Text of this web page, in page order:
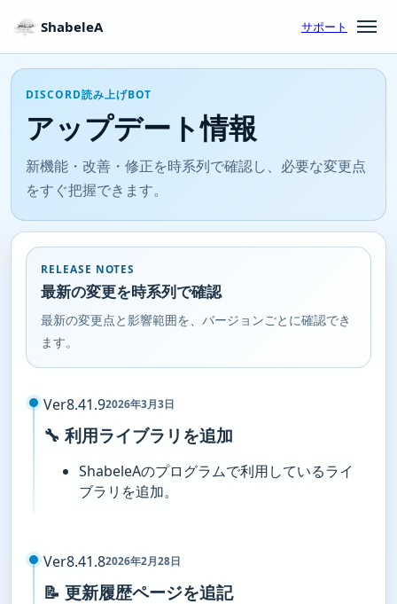
ShabeleA サポート
DISCORD読み上げBOT
アップデート情報
新機能・改善・修正を時系列で確認し、必要な変更点
をすぐ把握できます。
RELEASE NOTES
最新の変更を時系列で確認
最新の変更点と影響範囲を、バージョンごとに確認でき
ます。
Ver8.41.92026年3月3日
🔧 利用ライブラリを追加
ShabeleAのプログラムで利用しているライ
ブラリを追加。
Ver8.41.82026年2月28日
📝 更新履歴ページを追記